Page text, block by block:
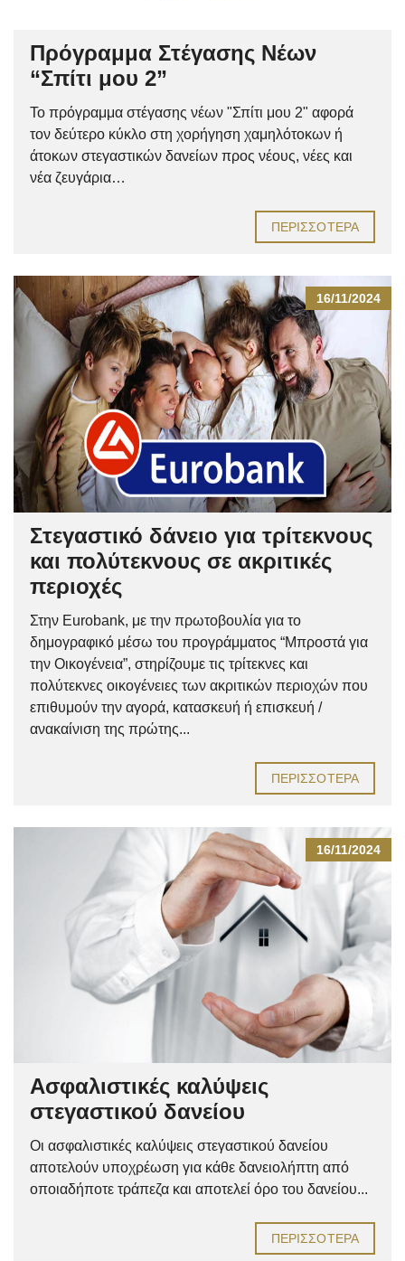
Πρόγραμμα Στέγασης Νέων
“Σπίτι μου 2”
Το πρόγραμμα στέγασης νέων "Σπίτι μου 2" αφορά
τον δεύτερο κύκλο στη χορήγηση χαμηλότοκων ή
άτοκων στεγαστικών δανείων προς νέους, νέες και
νέα ζευγάρια…
ΠΕΡΙΣΣΌΤΕΡΑ
16/11/2024
Στεγαστικό δάνειο για τρίτεκνους
και πολύτεκνους σε ακριτικές
περιοχές
Στην Eurobank, με την πρωτοβουλία για το
δημογραφικό μέσω του προγράμματος “Μπροστά για
την Οικογένεια”, στηρίζουμε τις τρίτεκνες και
πολύτεκνες οικογένειες των ακριτικών περιοχών που
επιθυμούν την αγορά, κατασκευή ή επισκευή /
ανακαίνιση της πρώτης...
ΠΕΡΙΣΣΌΤΕΡΑ
16/11/2024
Ασφαλιστικές καλύψεις
στεγαστικού δανείου
Οι ασφαλιστικές καλύψεις στεγαστικού δανείου
αποτελούν υποχρέωση για κάθε δανειολήπτη από
οποιαδήποτε τράπεζα και αποτελεί όρο του δανείου...
ΠΕΡΙΣΣΌΤΕΡΑ